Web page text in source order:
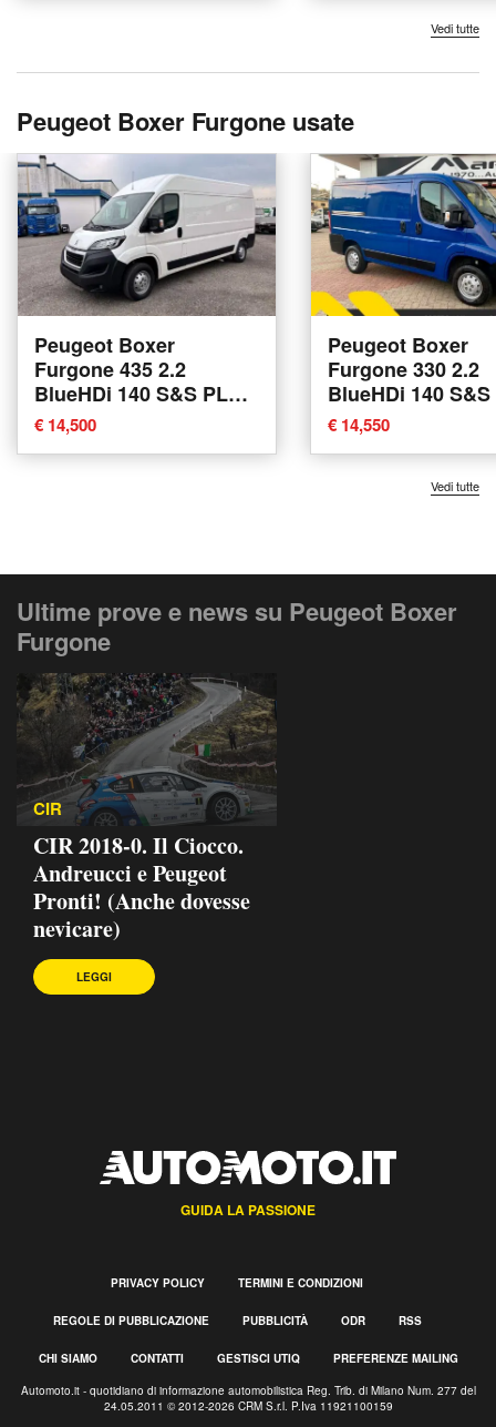
Vedi tutte
Peugeot Boxer Furgone usate
Peugeot Boxer
Furgone 435 2.2
BlueHDi 140 S&S PLM-
SL-TA Furgone
Premium del 2019
usata a Castegnato
€ 14,500
Peugeot Boxer
Furgone 330 2.2
BlueHDi 140 S&S
TN Furgone del
usata a Boves
€ 14,550
Vedi tutte
Ultime prove e news su Peugeot Boxer
Furgone
CIR
CIR 2018-0. Il Ciocco.
Andreucci e Peugeot
Pronti! (Anche dovesse
nevicare)
LEGGI
GUIDA LA PASSIONE
PRIVACY POLICY TERMINI E CONDIZIONI
REGOLE DI PUBBLICAZIONE PUBBLICITÀ ODR RSS
CHI SIAMO CONTATTI GESTISCI UTIQ PREFERENZE MAILING
Automoto.it - quotidiano di informazione automobilistica Reg. Trib. di Milano Num. 277 del
24.05.2011 © 2012-2026 CRM S.r.l. P.Iva 11921100159